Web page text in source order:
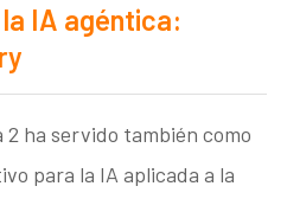
IA agéntica:
2 ha servido también como
para la IA aplicada a la